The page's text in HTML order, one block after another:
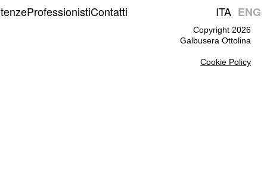
ProfessionistiContatti ITA ENG
Copyright 2026
Galbusera Ottolina
Cookie Policy